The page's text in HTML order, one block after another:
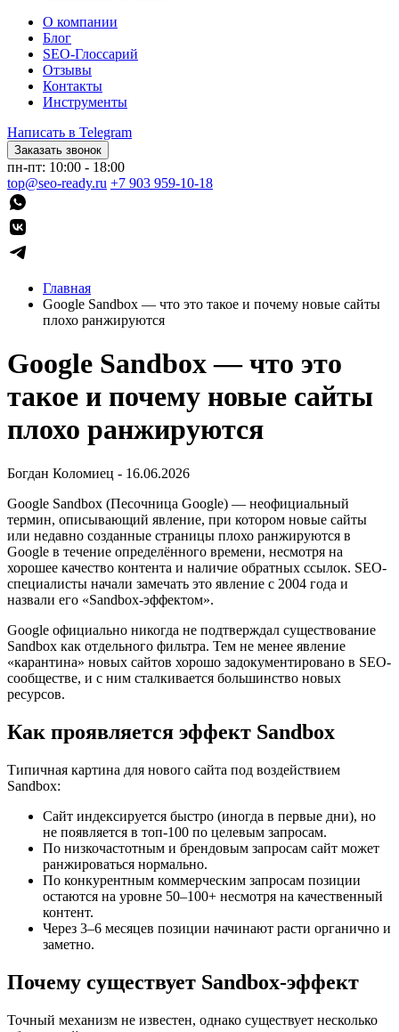
О компании
Блог
SEO-Глоссарий
Отзывы
Контакты
Инструменты
Написать в Telegram
Заказать звонок
пн-пт: 10:00 - 18:00
top@seo-ready.ru +7 903 959-10-18
Главная
Google Sandbox — что это такое и почему новые сайты
плохо ранжируются
Google Sandbox — что это
такое и почему новые сайты
плохо ранжируются
Богдан Коломиец - 16.06.2026
Google Sandbox (Песочница Google) — неофициальный
термин, описывающий явление, при котором новые сайты
или недавно созданные страницы плохо ранжируются в
Google в течение определённого времени, несмотря на
хорошее качество контента и наличие обратных ссылок. SEO-
специалисты начали замечать это явление с 2004 года и
назвали его «Sandbox-эффектом».
Google официально никогда не подтверждал существование
Sandbox как отдельного фильтра. Тем не менее явление
«карантина» новых сайтов хорошо задокументировано в SEO-
сообществе, и с ним сталкивается большинство новых
ресурсов.
Как проявляется эффект Sandbox
Типичная картина для нового сайта под воздействием
Sandbox:
Сайт индексируется быстро (иногда в первые дни), но
не появляется в топ-100 по целевым запросам.
По низкочастотным и брендовым запросам сайт может
ранжироваться нормально.
По конкурентным коммерческим запросам позиции
остаются на уровне 50–100+ несмотря на качественный
контент.
Через 3–6 месяцев позиции начинают расти органично и
заметно.
Почему существует Sandbox-эффект
Точный механизм не известен, однако существует несколько